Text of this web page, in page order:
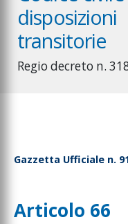
disposizioni
transitorie
Regio decreto n.
Gazzetta Ufficiale n.
Articolo 66